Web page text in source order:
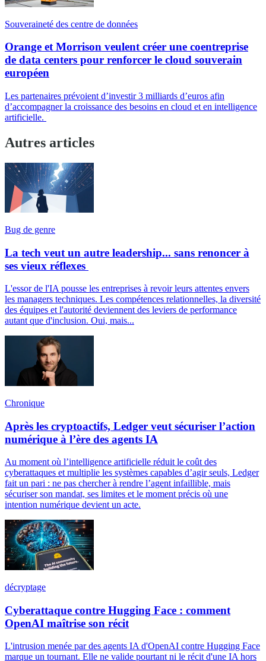
Souveraineté des centre de données
Orange et Morrison veulent créer une coentreprise
de data centers pour renforcer le cloud souverain
européen
Les partenaires prévoient d’investir 3 milliards d’euros afin
d’accompagner la croissance des besoins en cloud et en intelligence
artificielle.
Autres articles
Bug de genre
La tech veut un autre leadership... sans renoncer à
ses vieux réflexes
L'essor de l'IA pousse les entreprises à revoir leurs attentes envers
les managers techniques. Les compétences relationnelles, la diversité
des équipes et l'autorité deviennent des leviers de performance
autant que d'inclusion. Oui, mais...
Chronique
Après les cryptoactifs, Ledger veut sécuriser l’action
numérique à l’ère des agents IA
Au moment où l’intelligence artificielle réduit le coût des
cyberattaques et multiplie les systèmes capables d’agir seuls, Ledger
fait un pari : ne pas chercher à rendre l’agent infaillible, mais
sécuriser son mandat, ses limites et le moment précis où une
intention numérique devient un acte.
décryptage
Cyberattaque contre Hugging Face : comment
OpenAI maîtrise son récit
L'intrusion menée par des agents IA d'OpenAI contre Hugging Face
marque un tournant. Elle ne valide pourtant ni le récit d'une IA hors